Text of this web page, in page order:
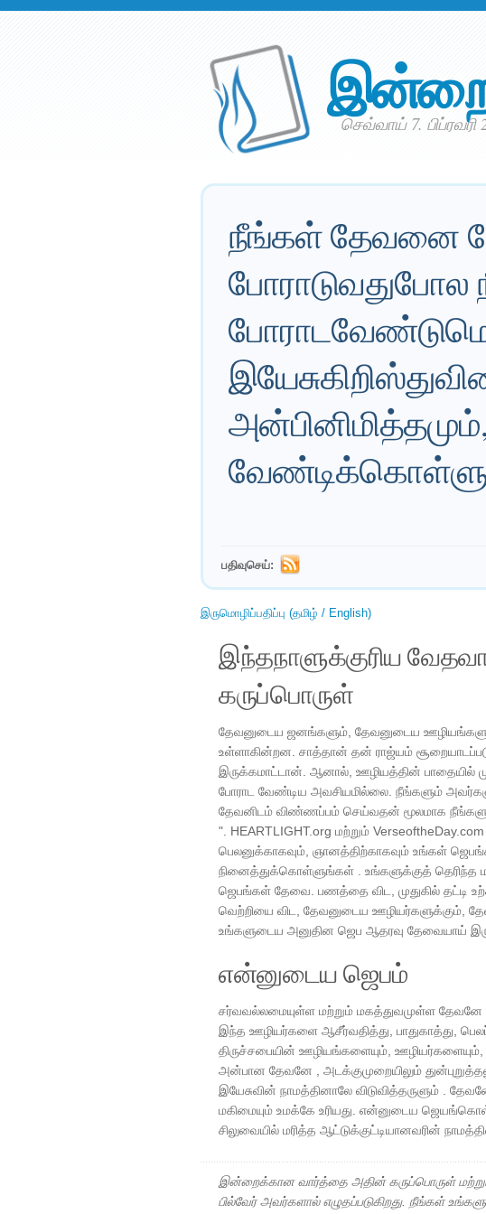
செவ்வாய் 7. பிப்ரவரி
நீங்கள் தேவனை
பதிவுசெய்:
இருமொழிப்பதிப்பு (தமிழ் / English)
இந்தநாளுக்குரிய
கருப்பொருள்
தேவனுடைய ஜனங்களும், தேவனுடைய
உள்ளாகின்றன. சாத்தான் தன் ராஜ்யம்
இருக்கமாட்டான். ஆனால், ஊழியத்தின் பாதையில்
போராட வேண்டிய அவசியமில்லை. நீங்களும்
தேவனிடம் விண்ணப்பம் செய்வதன் மூலமாக
". HEARTLIGHT.org மற்றும் VerseoftheDay.com
பெலனுக்காகவும், ஞானத்திற்காகவும் உங்கள்
நினைத்துக்கொள்ளுங்கள் . உங்களுக்குத் தெரிந்த
ஜெபங்கள் தேவை. பணத்தை விட, முதுகில் தட்டி
வெற்றியை விட, தேவனுடைய ஊழியர்களுக்கும்,
உங்களுடைய அனுதின ஜெப ஆதரவு தேவையாய்
என்னுடைய ஜெபம்
சர்வவல்லமையுள்ள மற்றும் மகத்துவமுள்ள தேவனே
இந்த ஊழியர்களை ஆசீர்வதித்து, பாதுகாத்து,
திருச்சபையின் ஊழியங்களையும், ஊழியர்களையும்,
அன்பான தேவனே , அடக்குமுறையிலும்
இயேசுவின் நாமத்தினாலே விடுவித்தருளும் .
மகிமையும் உமக்கே உரியது. என்னுடைய
சிலுவையில் மரித்த ஆட்டுக்குட்டியானவரின்
இன்றைக்கான வார்த்தை அதின் கருப்பொருள்
பில்வேர் அவர்களால் எழுதப்படுகிறது. நீங்கள்